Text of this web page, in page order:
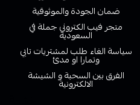
ضمان الجودة والموثوقية
متجر فيب الكتروني جملة في
السعودية
سياسة الغاء طلب لمشتريات تابي
وتمارا او مدئ
الفرق بين السحبة و الشيشة
الالكترونية